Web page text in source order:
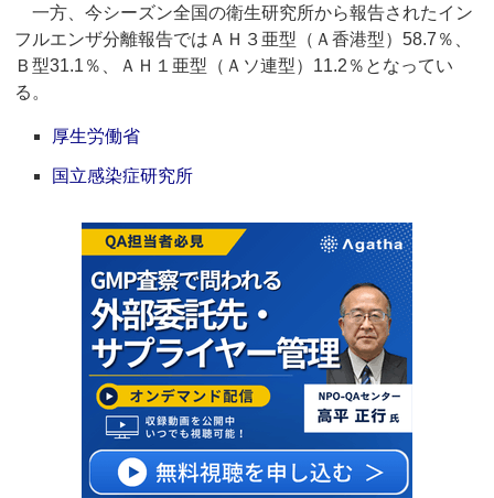
一方、今シーズン全国の衛生研究所から報告されたイン
フルエンザ分離報告ではＡＨ３亜型（Ａ香港型）58.7％、
Ｂ型31.1％、ＡＨ１亜型（Ａソ連型）11.2％となってい
る。
厚生労働省
国立感染症研究所